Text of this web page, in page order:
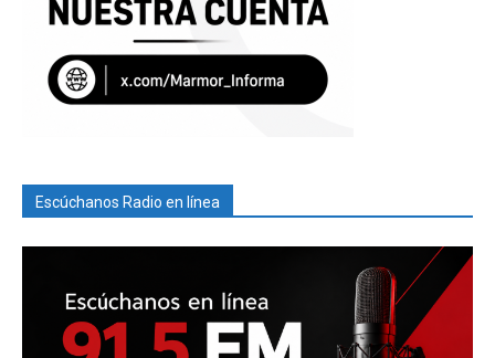
Escúchanos Radio en línea